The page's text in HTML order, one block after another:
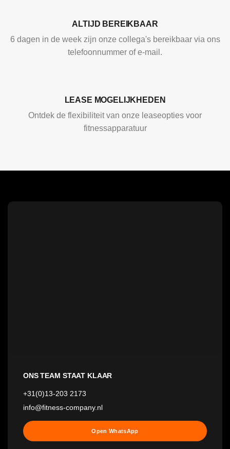
ALTIJD BEREIKBAAR
6 dagen in de week zijn onze collega's bereikbaar via ons
telefoonnummer of e-mail.
LEASE MOGELIJKHEDEN
Ontdek de flexibiliteit van onze leaseopties voor
fitnessapparatuur
ONS TEAM STAAT KLAAR
+31(0)13-203 2173
info@fitness-company.nl
Open WhatsApp